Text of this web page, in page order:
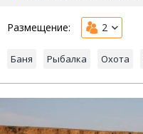
Размещение: 2
Баня Рыбалка Охота